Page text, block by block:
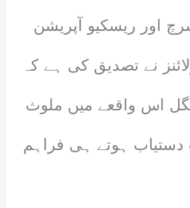
اور ریسکیو آپریشن
نے تصدیق کی ہے کہ
اس واقعے میں ملوث
دستیاب ہوتے ہی فراہم